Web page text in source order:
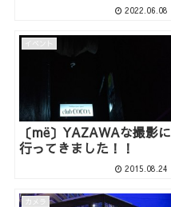
2022.06.08
イベント
〔më〕YAZAWAな撮影に
行ってきました！！
2015.08.24
カメラ